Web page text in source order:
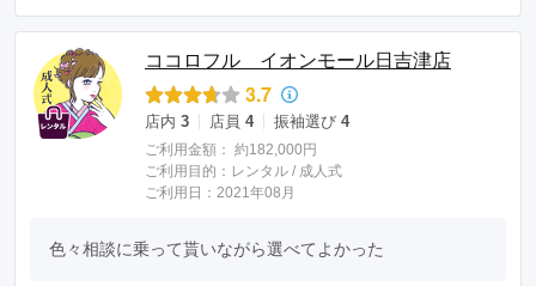
ココロフル イオンモール日吉津店
3.7
店内 3 店員 4 振袖選び 4
ご利用金額： 約182,000円
ご利用目的： レンタル / 成人式
ご利用日：2021年08月
色々相談に乗って貰いながら選べてよかった